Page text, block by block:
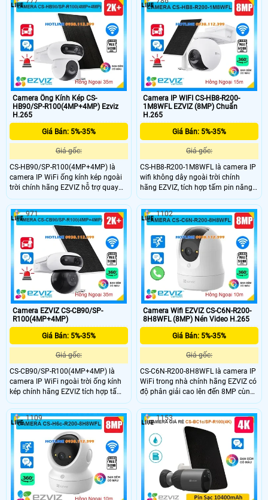
dõi chuyển động thông minh, cùng
chuẩn nén H.265 giúp tiết kiệm
băng thông. Camera còn tích hợp
micro, loa, hỗ trợ đàm thoại hai
chiều, khe cắm thẻ nhớ đến 512GB,
tầm nhìn hồng ngoại 10m và kết nối
WiFi tiện lợi.
người/phương tiện, cùng chức năng
phòng thủ tích cực với đèn và còi
cảnh báo với chuẩn IP67 bền bỉ, hỗ
trợ thẻ nhớ lên đến 512GB và kết nối
POE.
Camera Ống Kính Kép CS-
HB90/SP-R100(4MP+4MP) Ezviz
H.265
Giá Bán: 5%-35%
Giá gốc:
CS-HB90/SP-R100(4MP+4MP) là
camera IP WiFi ống kính kép ngoài
trời chính hãng EZVIZ hỗ trợ quay
quét với độ phân giải 4MP + 4MP
cho hình ảnh sắc nét. Camera được
trang bị hồng ngoại 35m Full Color,
khả năng phát hiện con người và
phương tiện thông minh. Tích hợp
micro, loa đàm thoại hai chiều và
khe cắm thẻ nhớ lên đến 512GB phù
hợp cho nhu cầu giám sát an ninh
hiệu quả.
Camera IP WIFI CS-HB8-R200-
1M8WFL EZVIZ (8MP) Chuẩn
H.265
Giá Bán: 5%-35%
Giá gốc:
CS-HB8-R200-1M8WFL là camera IP
wifi không dây ngoài trời chính
hãng EZVIZ, tích hợp tấm pin năng
lượng mặt trời tiện lợi. Camera có
độ phân giải cao lên đến 8MP, hỗ trợ
quay quét 360 độ, ghi hình ban đêm
full color với tầm nhìn hồng ngoại
15m, phát hiện con người và
phương tiện thông minh chính xác.
Camera còn tích hợp mic và loa
đàm thoại hai chiều cùng khe cắm
thẻ nhớ lên đến 512GB.
Camera EZVIZ CS-CB90/SP-
R100(4MP+4MP)
Giá Bán: 5%-35%
Giá gốc:
CS-CB90/SP-R100(4MP+4MP) là
camera IP WiFi ngoài trời ống kính
kép chính hãng EZVIZ tích hợp tấm
pin năng lượng mặt trời tiện lợi.
Camera sở hữu độ phân giải cao
(4MP+4MP) hỗ trợ quay quét, đàm
thoại hai chiều, phát hiện con người
và phương tiện, cùng tầm nhìn hồng
ngoại 35m full color. Camera còn hỗ
trợ khe thẻ nhớ lên đến 512GB và
báo động thông minh phù hợp cho
giám sát an ninh 24/7.
971
Camera Wifi EZVIZ CS-C6N-R200-
8H8WFL (8MP) Nén Video H.265
Giá Bán: 5%-35%
Giá gốc:
CS-C6N-R200-8H8WFL là camera IP
WiFi trong nhà chính hãng EZVIZ có
độ phân giải cao lên đến 8MP cùng
khả năng quay quét linh hoạt và nút
gọi điện tiện lợi. Camera hỗ trợ hồng
ngoại 10m, đèn trợ sáng, phát hiện
người và phân biệt hình dạng vật
nuôi chính xác. Camera tích hợp
micro, loa đàm thoại hai chiều và
khe cắm thẻ nhớ lên đến 512GB,
mang đến giải pháp an ninh toàn
diện cho gia đình.
1102
1109 1153